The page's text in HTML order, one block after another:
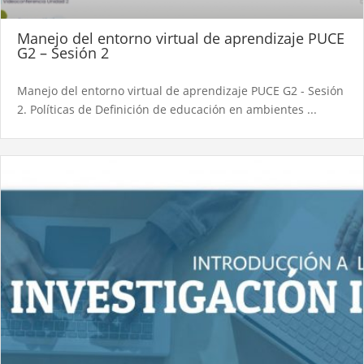
Manejo del entorno virtual de aprendizaje PUCE
G2 – Sesión 2
Manejo del entorno virtual de aprendizaje PUCE G2 - Sesión
2. Políticas de Definición de educación en ambientes ...